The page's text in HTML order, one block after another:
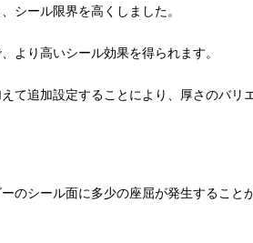
シール限界を高くしました。
より高いシール効果を得られます。
て追加設定することにより、厚さのバリ
のシール面に多少の座屈が発生すること